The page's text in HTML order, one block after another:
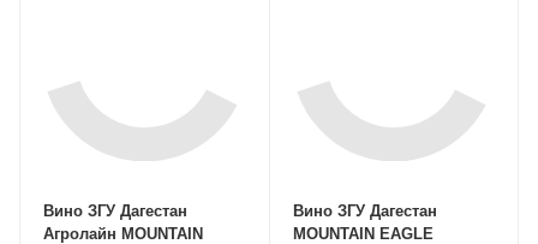
Вино ЗГУ Дагестан
Агролайн MOUNTAIN
Вино ЗГУ Дагестан
MOUNTAIN EAGLE